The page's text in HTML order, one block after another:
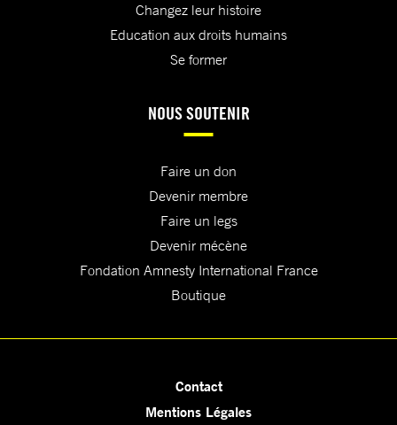
Changez leur histoire
Education aux droits humains
Se former
NOUS SOUTENIR
Faire un don
Devenir membre
Faire un legs
Devenir mécène
Fondation Amnesty International France
Boutique
Contact
Mentions Légales